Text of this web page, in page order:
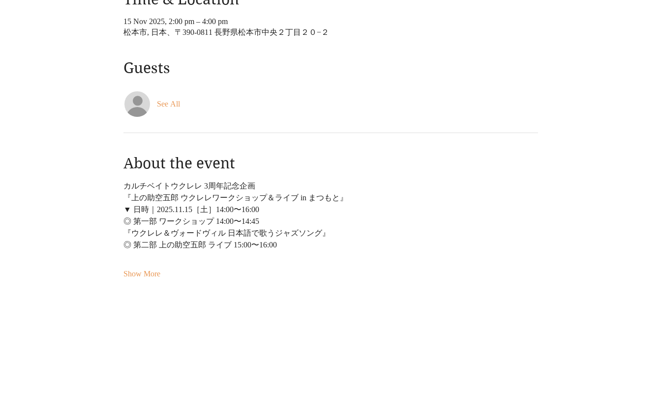
15 Nov 2025, 2:00 pm – 4:00 pm
松本市, 日本、〒390-0811 長野県松本市中央２丁目２０−２
Guests
See All
About the event
カルチベイトウクレレ 3周年記念企画
『上の助空五郎 ウクレレワークショップ＆ライブ in まつもと』
▼ 日時｜2025.11.15［土］14:00〜16:00
◎ 第一部 ワークショップ 14:00〜14:45
『ウクレレ＆ヴォードヴィル 日本語で歌うジャズソング』
◎ 第二部 上の助空五郎 ライブ 15:00〜16:00
Show More